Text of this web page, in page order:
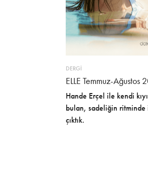
DERGİ
ELLE Temmuz-Ağustos
Hande Erçel ile kendi
bulan, sadeliğin
çıktık.